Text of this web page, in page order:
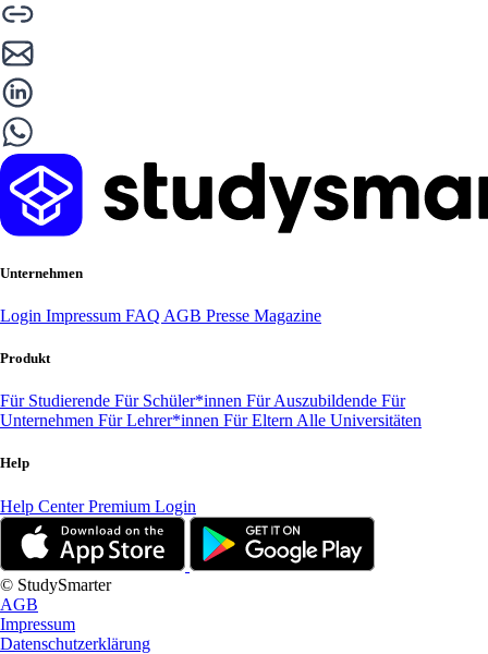
Unternehmen
Login Impressum FAQ AGB Presse Magazine
Produkt
Für Studierende Für Schüler*innen Für Auszubildende Für
Unternehmen Für Lehrer*innen Für Eltern Alle Universitäten
Help
Help CenterPremium Login
© StudySmarter
AGB
Impressum
Datenschutzerklärung